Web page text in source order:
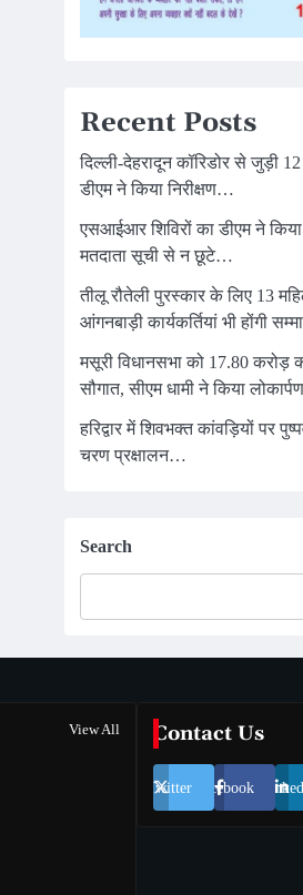
Recent Posts
दिल्ली-देहरादून कॉरिडोर से जुड़ी
डीएम ने किया निरीक्षण…
एसआईआर शिविरों का डीएम ने
मतदाता सूची से न छूटे…
तीलू रौतेली पुरस्कार के लिए 13
आंगनबाड़ी कार्यकर्तियां भी होंगी
मसूरी विधानसभा को 17.80 करोड़
सौगात, सीएम धामी ने किया
हरिद्वार में शिवभक्त कांवड़ियों पर
चरण प्रक्षालन…
Search
View All Contact Us
Twitter Facebook